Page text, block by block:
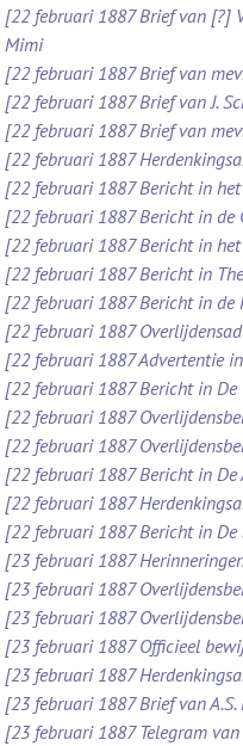
[22 februari 1887 Brief van [?]
Mimi
[22 februari 1887 Brief van
[22 februari 1887 Brief van J.
[22 februari 1887 Brief van
[22 februari 1887
[22 februari 1887 Bericht in
[22 februari 1887 Bericht in de
[22 februari 1887 Bericht in
[22 februari 1887 Bericht in
[22 februari 1887 Bericht in de
[22 februari 1887
[22 februari 1887 Advertentie
[22 februari 1887 Bericht in De
[22 februari 1887
[22 februari 1887
[22 februari 1887 Bericht in De
[22 februari 1887
[22 februari 1887 Bericht in
[23 februari 1887
[23 februari 1887
[23 februari 1887
[23 februari 1887 Officieel
[23 februari 1887
[23 februari 1887 Brief van
[23 februari 1887 Telegram